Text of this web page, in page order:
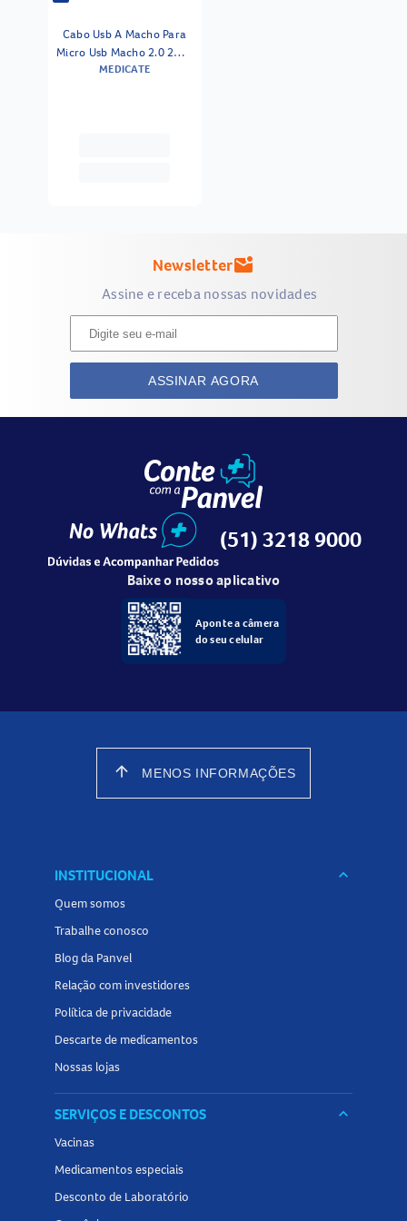
Cabo Usb A Macho Para
Micro Usb Macho 2.0 2m -
Unidade
MEDICATE
Newslettermark_email_unread
Assine e receba nossas novidades
ASSINAR AGORA
(51) 3218 9000
Baixe o nosso aplicativo
Aponte a câmera
do seu celular
arrow_upward MENOS INFORMAÇÕES
INSTITUCIONAL keyboard_arrow_down
Quem somos
Trabalhe conosco
Blog da Panvel
Relação com investidores
Política de privacidade
Descarte de medicamentos
Nossas lojas
SERVIÇOS E DESCONTOS keyboard_arrow_down
Vacinas
Medicamentos especiais
Desconto de Laboratório